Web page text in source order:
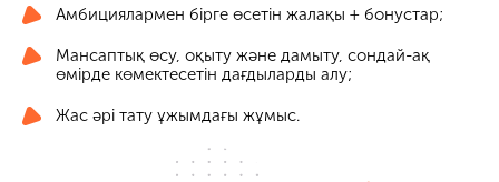
Амбициялармен бірге өсетін жалақы + бонустар;
Мансаптық өсу, оқыту және дамыту, сондай-ақ
өмірде көмектесетін дағдыларды алу;
Жас әрі тату ұжымдағы жұмыс.